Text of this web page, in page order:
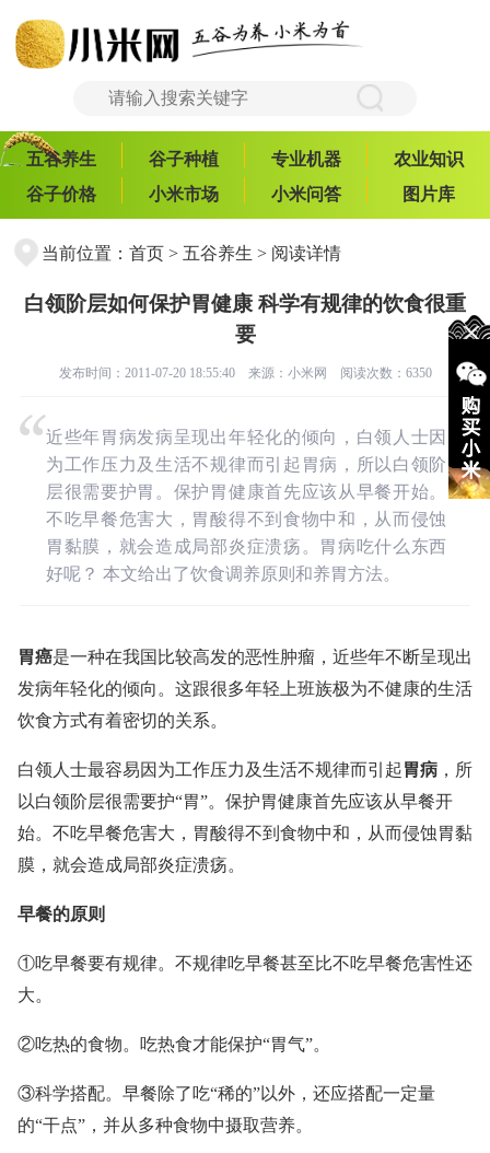
五谷养生 谷子种植 专业机器
农业知识
谷子价格
小米市场 小米问答 图片库
当前位置： 首页> 五谷养生 > 阅读详情
白领阶层如何保护胃健康 科学有规律的饮食很重
要
发布时间：2011-07-20 18:55:40 来源： 小米网 阅读次数：6350
近些年胃病发病呈现出年轻化的倾向，白领人士因
为工作压力及生活不规律而引起胃病，所以白领阶
层很需要护胃。保护胃健康首先应该从早餐开始。
不吃早餐危害大，胃酸得不到食物中和，从而侵蚀
胃黏膜，就会造成局部炎症溃疡。胃病吃什么东西
好呢？ 本文给出了饮食调养原则和养胃方法。
胃癌是一种在我国比较高发的恶性肿瘤，近些年不断呈现出
发病年轻化的倾向。这跟很多年轻上班族极为不健康的生活
饮食方式有着密切的关系。
白领人士最容易因为工作压力及生活不规律而引起胃病 ，所
以白领阶层很需要护“胃”。保护胃健康首先应该从早餐开
始。不吃早餐危害大，胃酸得不到食物中和，从而侵蚀胃黏
膜，就会造成局部炎症溃疡。
早餐的原则
①吃早餐要有规律。不规律吃早餐甚至比不吃早餐危害性还
大。
②吃热的食物。吃热食才能保护“胃气”。
③科学搭配。早餐除了吃“稀的”以外，还应搭配一定量
的“干点”，并从多种食物中摄取营养。